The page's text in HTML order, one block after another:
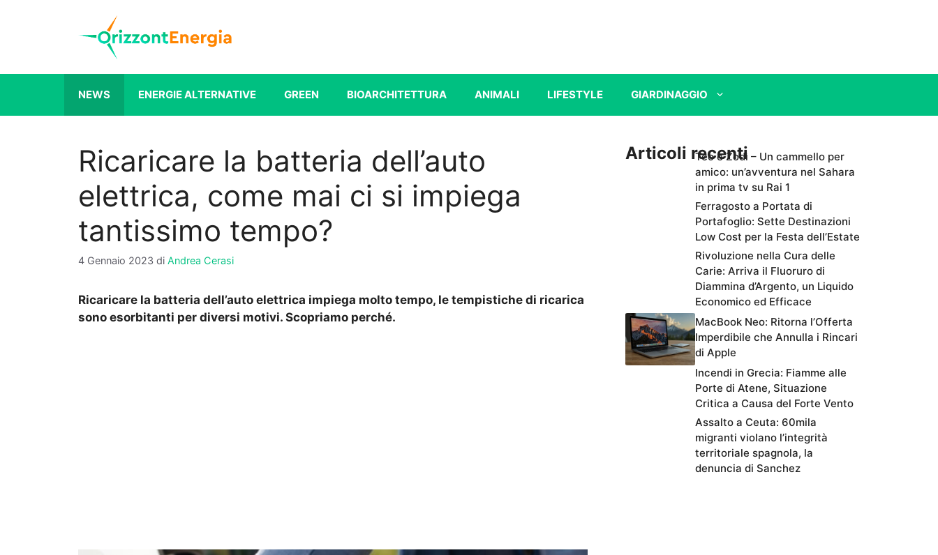
NEWS ENERGIE ALTERNATIVE GREEN BIOARCHITETTURA ANIMALI LIFESTYLE GIARDINAGGIO
Ricaricare la batteria dell’auto
elettrica, come mai ci si impiega
tantissimo tempo?
4 Gennaio 2023 di Andrea Cerasi
Ricaricare la batteria dell’auto elettrica impiega molto tempo, le tempistiche di ricarica
sono esorbitanti per diversi motivi. Scopriamo perché.
Articoli recentiTeo e Zodì – Un cammello per
amico: un’avventura nel Sahara
in prima tv su Rai 1
Ferragosto a Portata di
Portafoglio: Sette Destinazioni
Low Cost per la Festa dell’Estate
Rivoluzione nella Cura delle
Carie: Arriva il Fluoruro di
Diammina d’Argento, un Liquido
Economico ed Efficace
MacBook Neo: Ritorna l’Offerta
Imperdibile che Annulla i Rincari
di Apple
Incendi in Grecia: Fiamme alle
Porte di Atene, Situazione
Critica a Causa del Forte Vento
Assalto a Ceuta: 60mila
migranti violano l’integrità
territoriale spagnola, la
denuncia di Sanchez